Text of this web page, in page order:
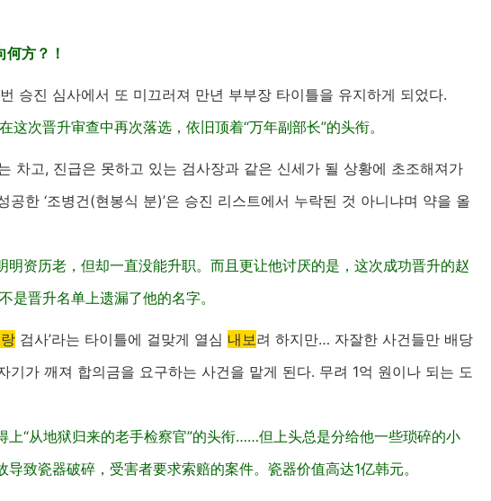
方？！
승진 심사에서 또 미끄러져 만년 부부장 타이틀을 유지하게 되었다.
次晋升审查中再次落选，依旧顶着“万年副部长”的头衔。
차고, 진급은 못하고 있는 검사장과 같은 신세가 될 상황에 초조해져가
공한 ‘조병건(현봉식 분)’은 승진 리스트에서 누락된 것 아니냐며 약을 올
明资历老，但却一直没能升职。而且更让他讨厌的是，这次成功晋升的赵
是晋升名单上遗漏了他的名字。
검사’라는 타이틀에 걸맞게 열심 내보려 하지만… 자잘한 사건들만 배당
기가 깨져 합의금을 요구하는 사건을 맡게 된다. 무려 1억 원이나 되는 도
上“从地狱归来的老手检察官”的头衔……但上头总是分给他一些琐碎的小
致瓷器破碎，受害者要求索赔的案件。瓷器价值高达1亿韩元。